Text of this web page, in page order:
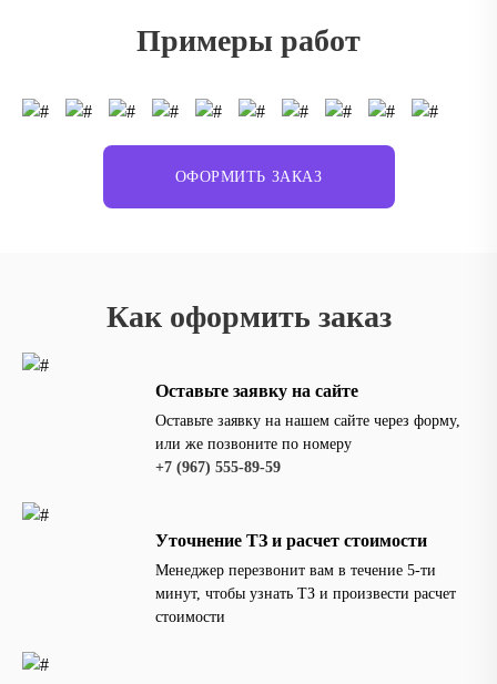
Примеры работ
ОФОРМИТЬ ЗАКАЗ
Как оформить заказ
Оставьте заявку на сайте
Оставьте заявку на нашем сайте через форму,
или же позвоните по номеру
+7 (967) 555-89-59
Уточнение ТЗ и расчет стоимости
Менеджер перезвонит вам в течение 5-ти
минут, чтобы узнать ТЗ и произвести расчет
стоимости